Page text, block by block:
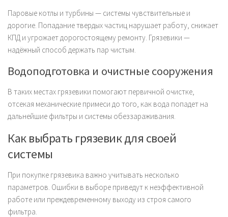
Паровые котлы и турбины — системы чувствительные и
дорогие. Попадание твердых частиц нарушает работу, снижает
КПД и угрожает дорогостоящему ремонту. Грязевики —
надёжный способ держать пар чистым.
Водоподготовка и очистные сооружения
В таких местах грязевики помогают первичной очистке,
отсекая механические примеси до того, как вода попадет на
дальнейшие фильтры и системы обеззараживания.
Как выбрать грязевик для своей
системы
При покупке грязевика важно учитывать несколько
параметров. Ошибки в выборе приведут к неэффективной
работе или преждевременному выходу из строя самого
фильтра.